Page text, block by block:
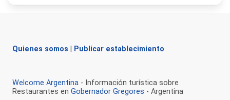
Quienes somos Publicar establecimiento
Welcome Argentina - Información turística sobre
Restaurantes en Gobernador Gregores - Argentina